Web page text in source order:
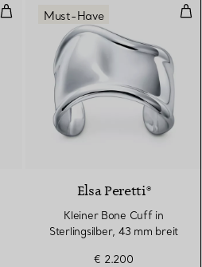
Olive Leaf Armreif
Must-Have
Elsa Peretti®
Kleiner Bone Cuff in
Sterlingsilber, 43 mm breit
€ 2.200